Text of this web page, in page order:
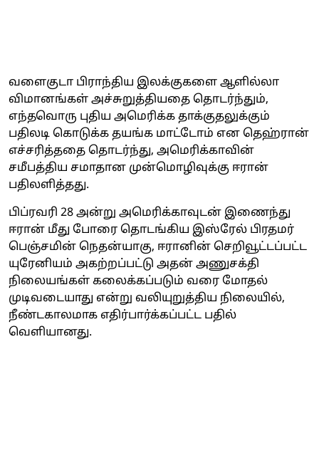
வளைகுடா பிராந்திய இலக்குகளை ஆளில்லா
விமானங்கள் அச்சுறுத்தியதை தொடர்ந்தும்,
எந்தவொரு புதிய அமெரிக்க தாக்குதலுக்கும்
பதிலடி கொடுக்க தயங்க மாட்டோம் என தெஹ்ரான்
எச்சரித்ததை தொடர்ந்து, அமெரிக்காவின்
சமீபத்திய சமாதான முன்மொழிவுக்கு ஈரான்
பதிலளித்தது.
பிப்ரவரி 28 அன்று அமெரிக்காவுடன் இணைந்து
ஈரான் மீது போரை தொடங்கிய இஸ்ரேல் பிரதமர்
பெஞ்சமின் நெதன்யாகு, ஈரானின் செறிவூட்டப்பட்ட
யுரேனியம் அகற்றப்பட்டு அதன் அணுசக்தி
நிலையங்கள் கலைக்கப்படும் வரை மோதல்
முடிவடையாது என்று வலியுறுத்திய நிலையில்,
நீண்டகாலமாக எதிர்பார்க்கப்பட்ட பதில்
வெளியானது.